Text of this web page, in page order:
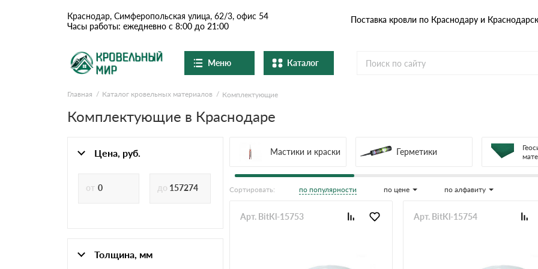
Поставка кровли по Краснодару и
Краснодар, Симферопольская улица, 62/3, офис 54
Часы работы: ежедневно с 8:00 до 21:00
Меню
О компании
Вопросы-ответы
Каталог
Ондулин и шифер
Комплектующие
Главная Каталог кровельных материалов Комплектующие
Комплектующие в Краснодаре
Цена, руб.
Толщина, мм
Мастики и краски Герметики
Сортировать: по популярности по цене по алфавиту
Арт. BitKl-15753 Арт. BitKl-15754